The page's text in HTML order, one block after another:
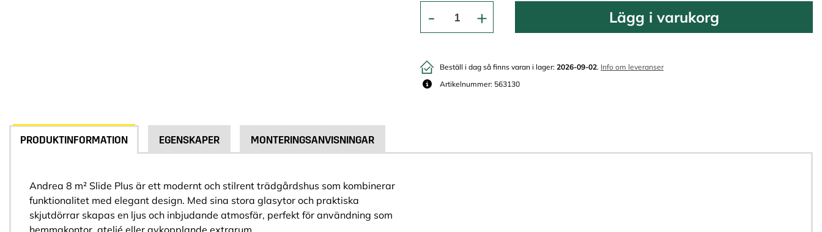
Lägg i varukorg
Beställ i dag så finns varan i lager: 2026-09-02. Info om leveranser
Artikelnummer: 563130
PRODUKTINFORMATION EGENSKAPER MONTERINGSANVISNINGAR
Andrea 8 m² Slide Plus är ett modernt och stilrent trädgårdshus som kombinerar
funktionalitet med elegant design. Med sina stora glasytor och praktiska
skjutdörrar skapas en ljus och inbjudande atmosfär, perfekt för användning som